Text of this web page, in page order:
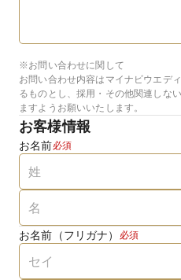
※お問い合わせに関して
お問い合わせ内容はマイナビウエデ
るものとし、採用・その他関連しな
ますようお願いいたします。
お客様情報
お名前必須
お名前（フリガナ） 必須